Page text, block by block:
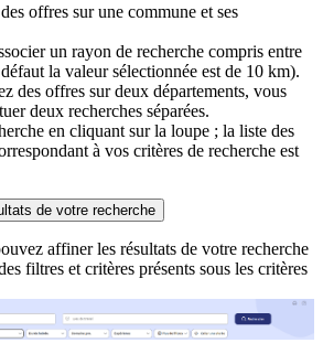
offres sur une commune et ses
un rayon de recherche compris entre
la valeur sélectionnée est de 10 km).
des offres sur deux départements, vous
deux recherches séparées.
en cliquant sur la loupe ; la liste des
à vos critères de recherche est
de votre recherche
affiner les résultats de votre recherche
filtres et critères présents sous les critères